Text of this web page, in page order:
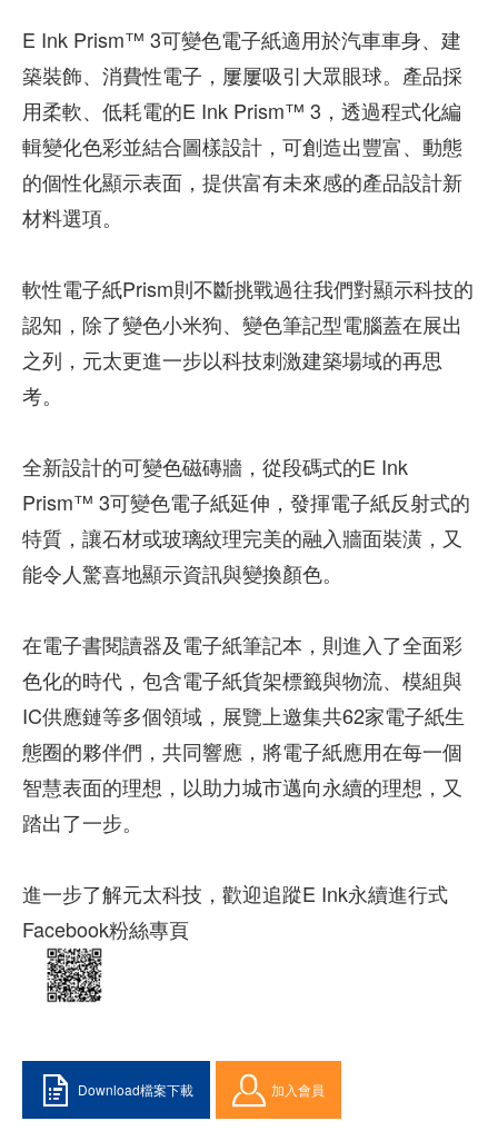
E Ink Prism™ 3可變色電子紙適用於汽車車身、建
築裝飾、消費性電子，屢屢吸引大眾眼球。產品採
用柔軟、低耗電的E Ink Prism™ 3，透過程式化編
輯變化色彩並結合圖樣設計，可創造出豐富、動態
的個性化顯示表面，提供富有未來感的產品設計新
材料選項。
軟性電子紙Prism則不斷挑戰過往我們對顯示科技的
認知，除了變色小米狗、變色筆記型電腦蓋在展出
之列，元太更進一步以科技刺激建築場域的再思
考。
全新設計的可變色磁磚牆，從段碼式的E Ink
Prism™ 3可變色電子紙延伸，發揮電子紙反射式的
特質，讓石材或玻璃紋理完美的融入牆面裝潢，又
能令人驚喜地顯示資訊與變換顏色。
在電子書閱讀器及電子紙筆記本，則進入了全面彩
色化的時代，包含電子紙貨架標籤與物流、模組與
IC供應鏈等多個領域，展覽上邀集共62家電子紙生
態圈的夥伴們，共同響應，將電子紙應用在每一個
智慧表面的理想，以助力城市邁向永續的理想，又
踏出了一步。
進一步了解元太科技，歡迎追蹤E Ink永續進行式
Facebook粉絲專頁
Download檔案下載 加入會員